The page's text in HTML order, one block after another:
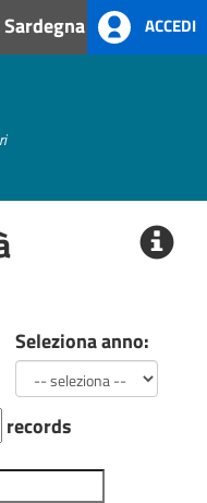
ACCEDI
Seleziona anno:
records